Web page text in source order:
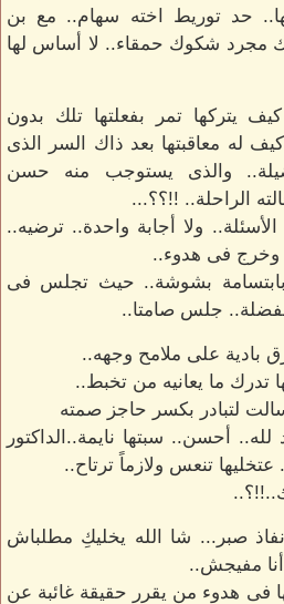
حد توريط اخته سهام.. مع بن
مجرد شكوك حمقاء.. لا أساس لها
يتركها تمر بفعلتها تلك بدون
له معاقبتها بعد ذاك السر الذى
والذى يستوجب منه حسن
الراحلة.. !!؟؟...
ولا أجابة واحدة.. ترضيه..
وخرج فى هدوء..
بابتسامة بشوشة.. حيث تجلس فى
جلس صامتا..
بادية على ملامح وجهه..
تدرك ما يعانيه من تخبط..
لتبادر بكسر حاجز صمته
أحسن.. سبتها نايمة..الداكتور
عتخليها تنعس ولازماً ترتاح..
نفاذ صبر... شا الله يخليكِ مطلباش
مفيجش..
فى هدوء من يقرر حقيقة غائبة عن